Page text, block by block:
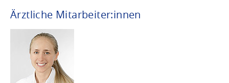
Ärztliche Mitarbeiter:innen